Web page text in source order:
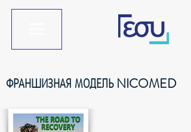
ФРАНШИЗНАЯ МОДЕЛЬ NICOMED